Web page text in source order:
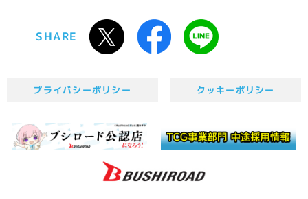
SHARE
プライバシーポリシー クッキーポリシー